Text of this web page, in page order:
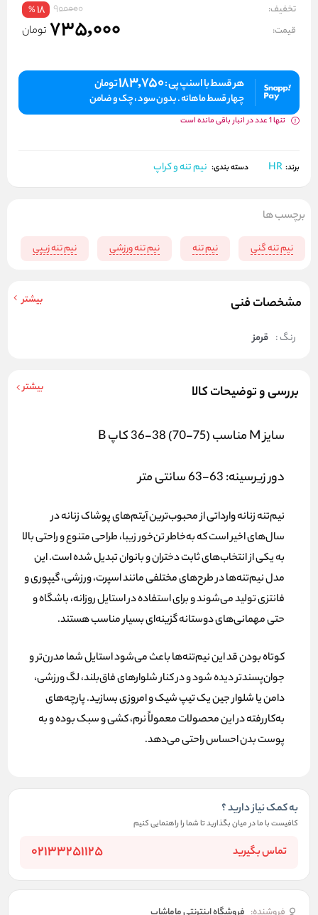
تخفیف: 900000
18
%
قیمت: 735,000 تومان
هر قسط با اسنپ پی :183,750تومان
چهار قسط ماهانه . بدون سود ، چک و ضامن
تنها 1 عدد در انبار باقی مانده است
برند: HR دسته بندی: نیم تنه و کراپ
مشخصات فنی بیشتر
رنگ : قرمز
بررسی و توضیحات کالا بیشتر
سایز M مناسب (75-70) 38-36 کاپ B
دور زیرسینه: 63-63 سانتی متر
نیم‌تنه زنانه وارداتی از محبوب‌ترین آیتم‌های پوشاک زنانه در
سال‌های اخیر است که به‌خاطرتن‌خور زیبا، طراحی متنوع و راحتی بالا
به یکی از انتخاب‌های ثابت دختران و بانوان تبدیل شده است. این
مدل نیم‌تنه‌ها در طرح‌های مختلفی ماننداسپرت، ورزشی، گیپوری و
فانتزیتولید می‌شوند و برای استفاده در استایل روزانه، باشگاه و
حتی مهمانی‌های دوستانه گزینه‌ای بسیار مناسب هستند.
کوتاه بودن قد این نیم‌تنه‌ها باعث می‌شود استایل شمامدرن‌تر و
جوان‌پسندتردیده شود و در کنار شلوارهای فاق‌بلند، لگ ورزشی،
دامن یا شلوار جین یک تیپ شیک و امروزی بسازید. پارچه‌های
به‌کاررفته در این محصولات معمولاً نرم، کشی و سبک بوده و به
پوست بدن احساس راحتی می‌دهد.
به کمک نیاز دارید ؟
کافیست با ما در میان بگذارید تا شما را راهنمایی کنیم
تماس بگیرید 02133251125
برچسب ها
نیم تنه گنی نیم تنه نیم تنه ورزشی نیم تنه زیپی